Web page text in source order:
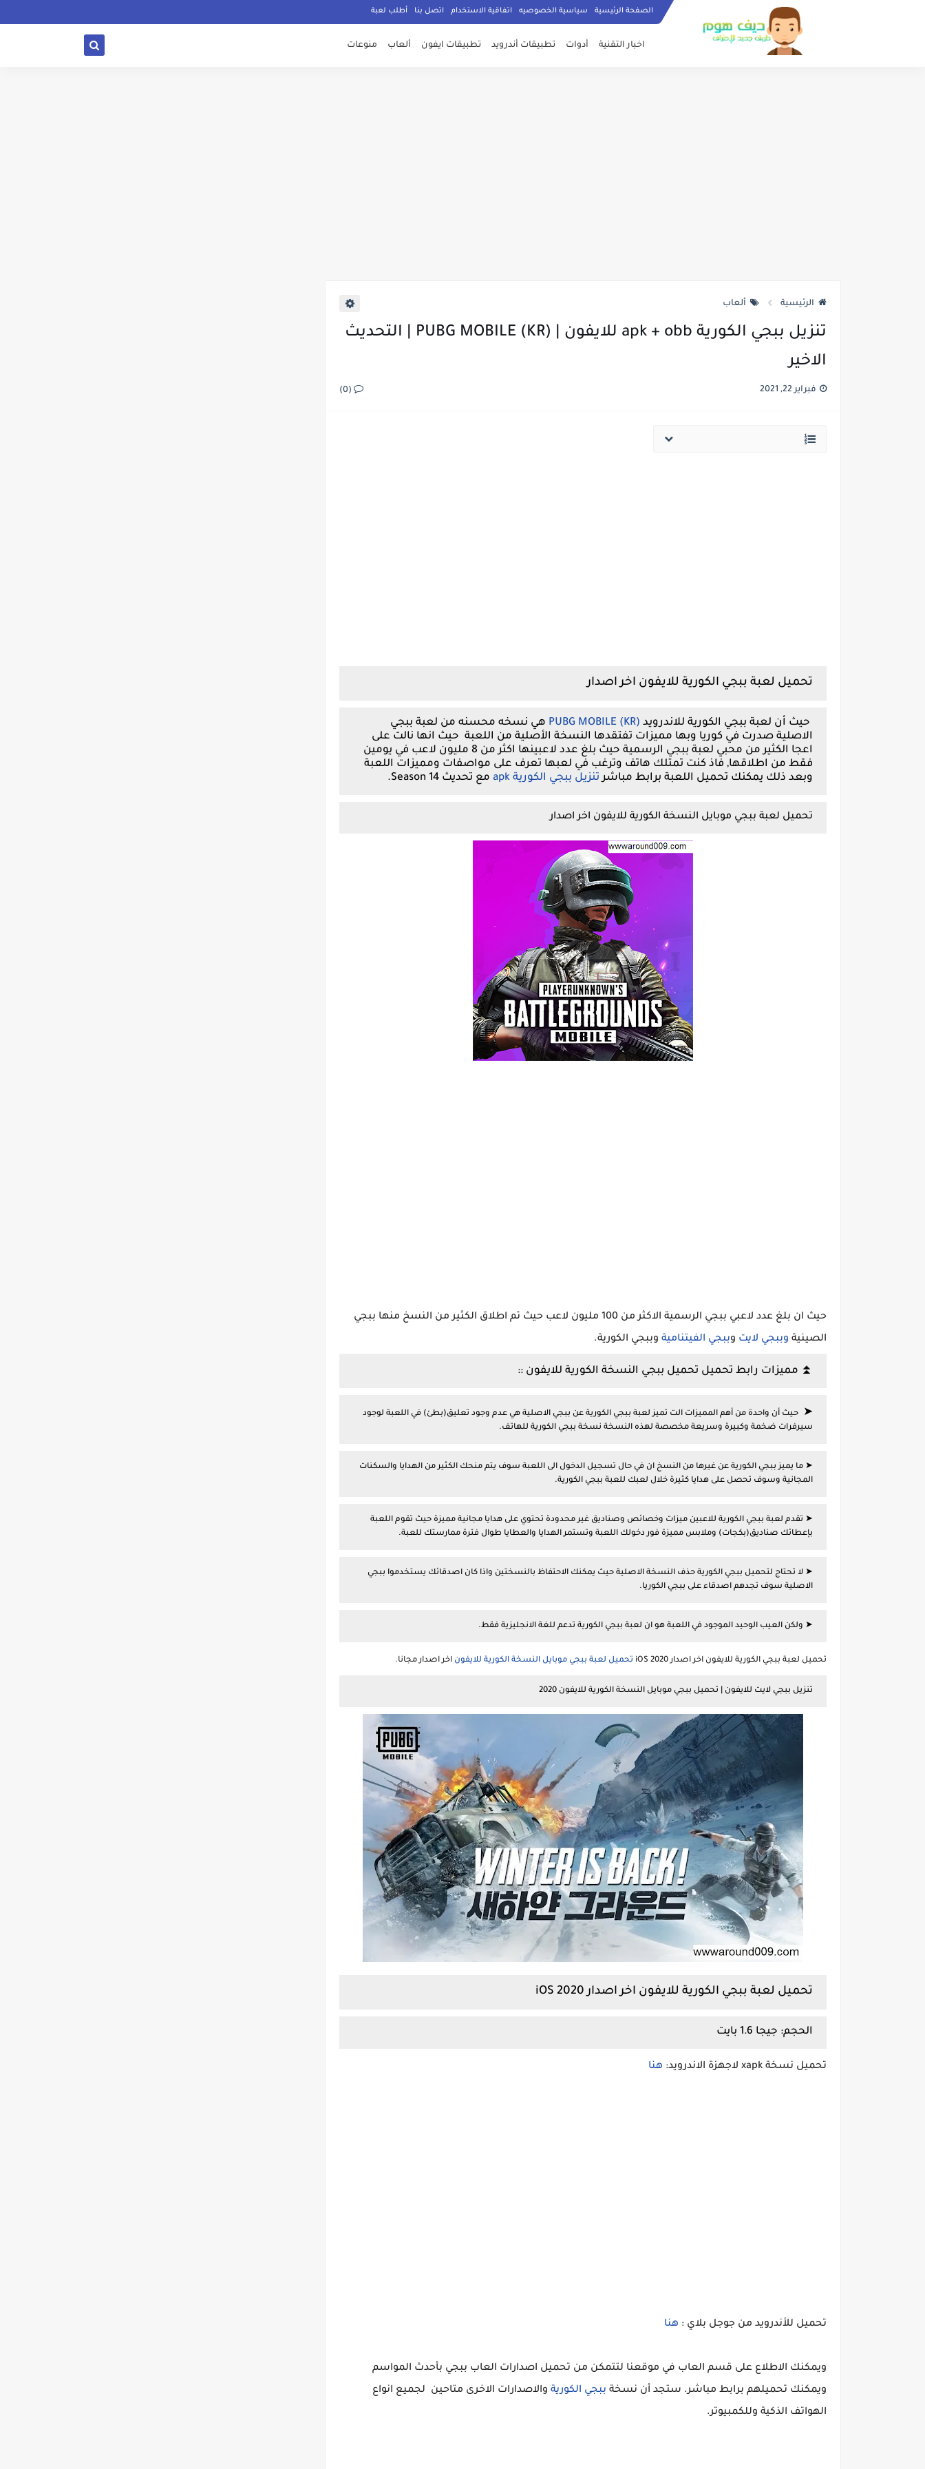
الصفحة الرئيسية سياسية الخصوصيه اتفاقية الاستخدام اتصل بنا أطلب لعبة
اخبار التقنية أدوات تطبيقات أندرويد تطبيقات ايفون ألعاب منوعات
الرئيسية ألعاب
تنزيل ببجي الكورية apk + obb للايفون | (PUBG MOBILE (KR | التحديث
الاخير
فبراير 22, 2021 (0)
تحميل لعبة ببجي الكورية للايفون اخر اصدار
حيث أن لعبة ببجي الكورية للاندرويد (PUBG MOBILE (KR
هي نسخه محسنه من لعبة ببجي
الاصلية صدرت في كوريا وبها مميزات تفتقدها النسخة الأصلية من اللعبة حيث انها نالت على
اعجا الكثير من محبي لعبة ببجي الرسمية حيث بلغ عدد لاعبينها اكثر من 8 مليون لاعب في يومين
فقط من اطلاقها, فاذ كنت تمتلك هاتف وترغب في لعبها تعرف على مواصفات ومميزات اللعبة
وبعد ذلك يمكنك تحميل اللعبة برابط مباشرتنزيل ببجي الكورية apk مع تحديث Season 14.
تحميل لعبة ببجي موبايل النسخة الكورية للايفون اخر اصدار
حيث ان بلغ عدد لاعبي ببجي الرسمية الاكثر من 100 مليون لاعب حيث تم اطلاق الكثير من النسخ منها ببجي
الصينية وببجي لايت وببجي الفيتنامية وببجي الكورية.
⏫ مميزات رابط تحميل تحميل ببجي النسخة الكورية للايفون ::
➤
حيث أن واحدة من أهم المميزات الت تميز لعبة ببجي الكورية عن ببجي الاصلية هي عدم وجود تعليق(بطئ) في اللعبة لوجود
سيرفرات ضخمة وكبيرة وسريعة مخصصة لهذه النسخة نسخة ببجي الكورية للهاتف.
➤ ما يميز ببجي الكورية عن غيرها من النسخ ان في حال تسجيل الدخول الى اللعبة سوف يتم منحك الكثير من الهدايا والسكنات
المجانية وسوف تحصل على هدايا كثيرة خلال لعبك للعبة ببجي الكورية.
➤ تقدم لعبة ببجي الكورية للاعبين ميزات وخصائص وصناديق غير محدودة تحتوي على هدايا مجانية مميزة حيث تقوم اللعبة
بإعطائك صناديق(بكجات) وملابس مميزة فور دخولك اللعبة وتستمر الهدايا والعطايا طوال فترة ممارستك للعبة.
➤ لا تحتاج لتحميل ببجي الكورية حذف النسخة الاصلية حيث يمكنك الاحتفاظ بالنسختين واذا كان اصدقائك يستخدموا ببجي
الاصلية سوف تجدهم اصدقاء على ببجي الكوريا.
➤ ولكن العيب الوحيد الموجود في اللعبة هو ان لعبة ببجي الكورية تدعم للغة الانجليزية فقط.
تحميل لعبة ببجي الكورية للايفون اخر اصدار iOS 2020 تحميل لعبة ببجي موبايل النسخة الكورية للايفون اخر اصدار مجانا.
تنزيل ببجي لايت للايفون | تحميل ببجي موبايل النسخة الكورية للايفون 2020
تحميل لعبة ببجي الكورية للايفون اخر اصدار iOS 2020
الحجم: جيجا 1.6 بايت
تحميل نسخة xapk لاجهزة الاندرويد: هنا
تحميل للأندرويد من جوجل بلاي : هنا
ويمكنك الاطلاع على قسم العاب في موقعنا لتتمكن من تحميل اصدارات العاب ببجي بأحدث المواسم
ويمكنك تحميلهم برابط مباشر. ستجد أن نسخة ببجي الكورية والاصدارات الاخرى متاحين لجميع انواع
الهواتف الذكية وللكمبيوتر.